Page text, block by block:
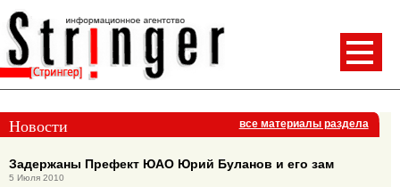
Новости все материалы раздела
Задержаны Префект ЮАО Юрий Буланов и его зам
5 Июля 2010